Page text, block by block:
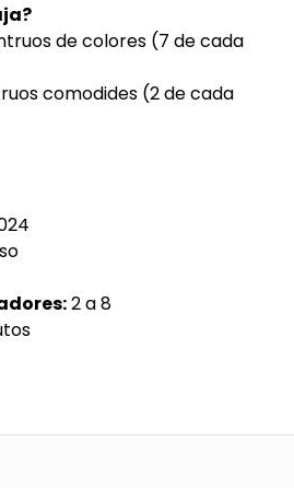
de colores (7 de cada
comodides (2 de cada
2 a 8